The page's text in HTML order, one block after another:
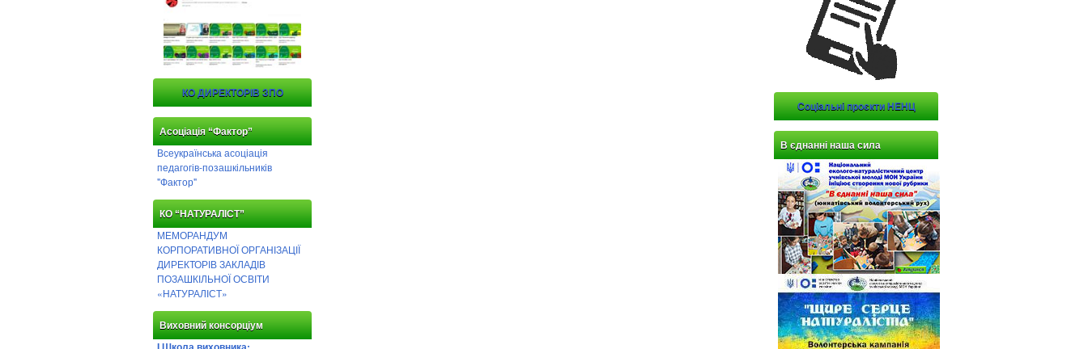
КО ДИРЕКТОРІВ ЗПО
Асоціація “Фактор”
Всеукраїнська асоціація
педагогів-позашкільників
"Фактор"
КО “НАТУРАЛІСТ”
МЕМОРАНДУМ
КОРПОРАТИВНОЇ ОРГАНІЗАЦІЇ
ДИРЕКТОРІВ ЗАКЛАДІВ
ПОЗАШКІЛЬНОЇ ОСВІТИ
«НАТУРАЛІСТ»
Виховний консорціум
Соціальні проєкти НЕНЦ
В єднанні наша сила